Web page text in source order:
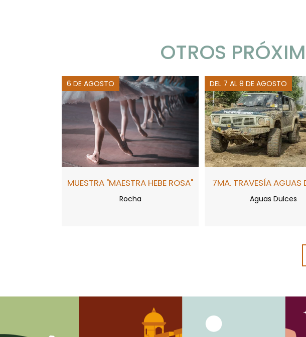
OTROS
6 DE AGOSTO
MUESTRA "MAESTRA HEBE ROSA"
Rocha
DEL 7 AL 8 DE AGOSTO
7MA. TRAVESÍA AGUAS
Aguas Dulces